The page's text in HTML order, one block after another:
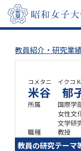
教員紹介・研究業
コメタニ イクコ
米谷 郁
所属
国際学
女性文
文学研
職種
教授
教員の研究テーマ